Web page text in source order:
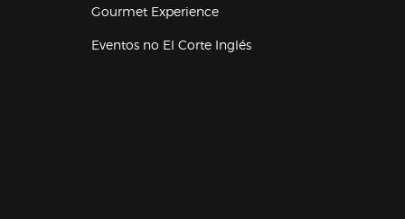
Gourmet Experience
Eventos no El Corte Inglés